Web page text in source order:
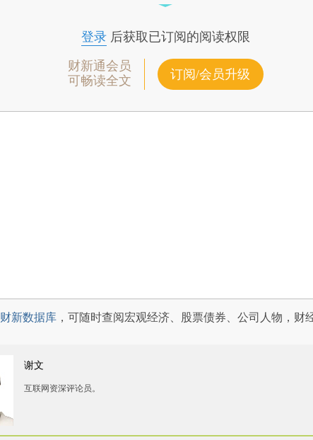
登录后获取已订阅的阅读权限
财新通会员
可畅读全文
订阅/会员升级
财新数据库 ，可随时查阅宏观经济、股票债券、公司人物，财
谢文
互联网资深评论员。